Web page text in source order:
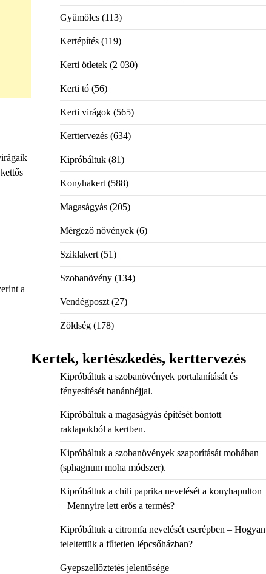
a
Gyümölcs(113)
Kertépítés(119)
Kerti ötletek(2 030)
Kerti tó(56)
Kerti virágok(565)
Kerttervezés(634)
Kipróbáltuk(81)
Konyhakert(588)
Magaságyás(205)
Mérgező növények(6)
Sziklakert(51)
Szobanövény(134)
Vendégposzt(27)
Zöldség(178)
Kertek, kertészkedés, kerttervezés
Kipróbáltuk a szobanövények portalanítását és
fényesítését banánhéjjal.
Kipróbáltuk a magaságyás építését bontott
raklapokból a kertben.
Kipróbáltuk a szobanövények szaporítását mohában
(sphagnum moha módszer).
Kipróbáltuk a chili paprika nevelését a konyhapulton
– Mennyire lett erős a termés?
Kipróbáltuk a citromfa nevelését cserépben – Hogyan
teleltettük a fűtetlen lépcsőházban?
Gyepszellőztetés jelentősége